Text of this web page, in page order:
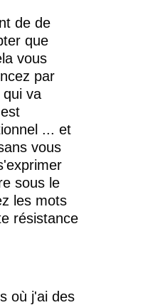
de de
que
vous
par
va
... et
vous
sous le
les mots
résistance
où j'ai des